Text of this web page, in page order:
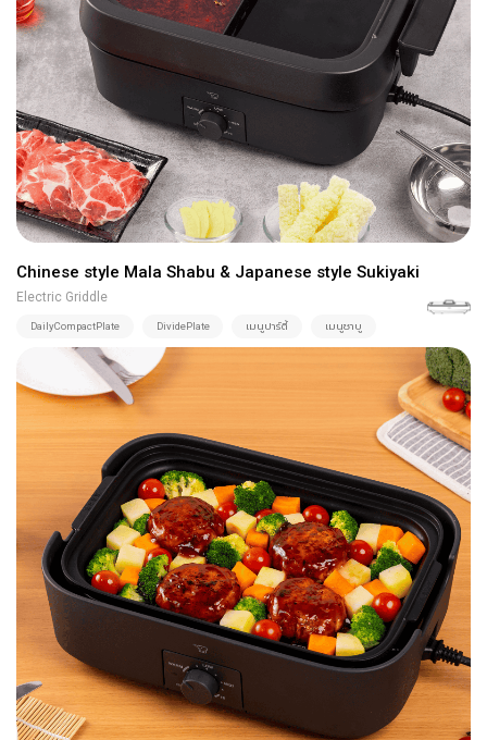
Chinese style Mala Shabu & Japanese style Sukiyaki
Electric Griddle
DailyCompactPlate DividePlate เมนูปาร์ตี้ เมนูชาบู